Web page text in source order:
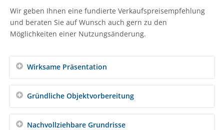
Wir geben Ihnen eine fundierte Verkaufspreisempfehlung
und beraten Sie auf Wunsch auch gern zu den
Möglichkeiten einer Nutzungsänderung.
Wirksame Präsentation
Gründliche Objektvorbereitung
Nachvollziehbare Grundrisse